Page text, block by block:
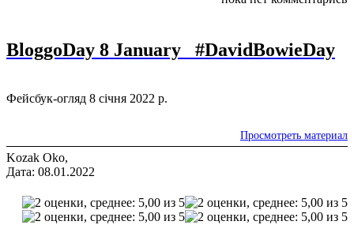
BloggoDay 8 January #DavidBowieDay
Фейсбук-огляд 8 січня 2022 р.
Просмотреть материал
Kozak Oko,
Дата: 08.01.2022